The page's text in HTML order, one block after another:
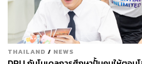
ด้วยเหตุนี้เดอะมอลล์ กรุ๊ป จึงไม่ได้เป็
ปลีก แต่ยังเป็นผู้เล่นสำคัญในอุตสาหก
ด้วยศูนย์การค้าและห้างสรรพสินค้าที่
นิยมของนักท่องเที่ยวต่างชาติ ทำให้เด
THAILAND / NEWS